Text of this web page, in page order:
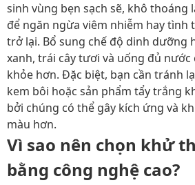
sinh vùng bẹn sạch sẽ, khô thoáng
để ngăn ngừa viêm nhiễm hay tình
trở lại. Bổ sung chế độ dinh dưỡng
xanh, trái cây tươi và uống đủ nước
khỏe hơn. Đặc biệt, bạn cần tránh
kem bôi hoặc sản phẩm tẩy trắng
bởi chúng có thể gây kích ứng và
màu hơn.
Vì sao nên chọn khử
bằng công nghệ cao?